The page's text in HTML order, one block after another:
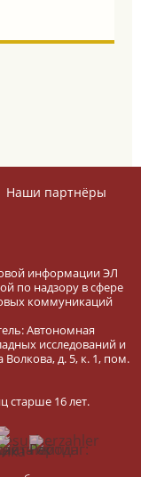
Наши партнёры
информации ЭЛ
по надзору в сфере
коммуникаций
Автономная
исследований и
д. 5, к. 1, пом.
старше 16 лет.